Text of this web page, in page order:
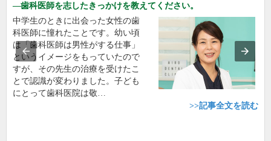
歯科医師を志したきっかけを教えてください。
中学生のときに出会った女性の歯
科医師に憧れたことです。幼い頃
は「歯科医師は男性がする仕事」
というイメージをもっていたので
すが、その先生の治療を受けたこ
とで認識が変わりました。子ども
にとって歯科医院は敬…
>>記事全文を読む